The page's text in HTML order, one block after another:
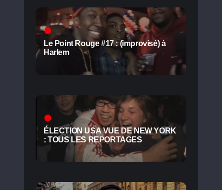
Le Point Rouge #17 : (improvisé) à
Harlem
ÉLECTION USA VUE DE NEW YORK
: TOUS LES REPORTAGES